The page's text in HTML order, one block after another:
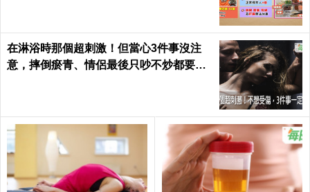
在淋浴時那個超刺激！但當心3件事沒注
意，摔倒瘀青、情侶最後只吵不炒都要怪